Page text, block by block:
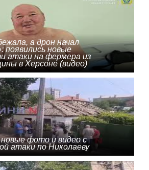
а дрон начал
появились новые
атаки на фермера из
в Херсоне (видео)
фото и видео с
атаки по Николаеву